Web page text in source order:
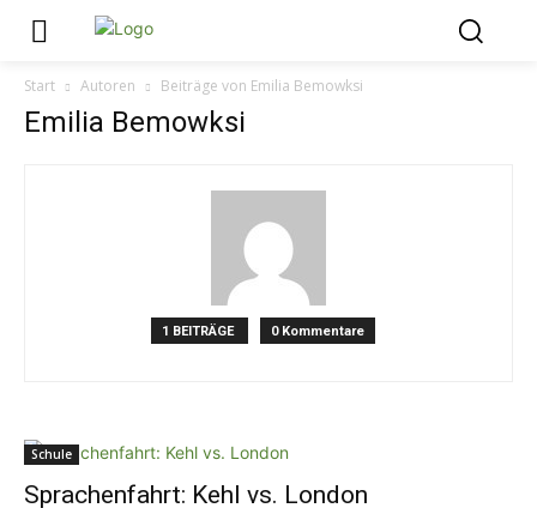
Start Autoren Beiträge von Emilia Bemowksi
Emilia Bemowksi
1 BEITRÄGE 0 Kommentare
Schule
Sprachenfahrt: Kehl vs. London